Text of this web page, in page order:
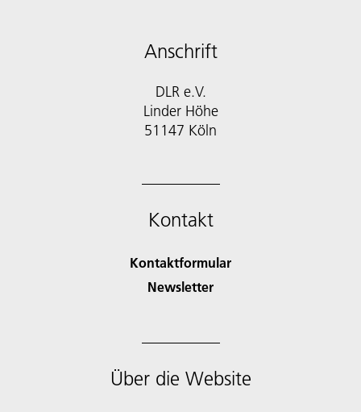
Anschrift
DLR e.V.
Linder Höhe
51147 Köln
Kontakt
Kontaktformular
Newsletter
Über die Website